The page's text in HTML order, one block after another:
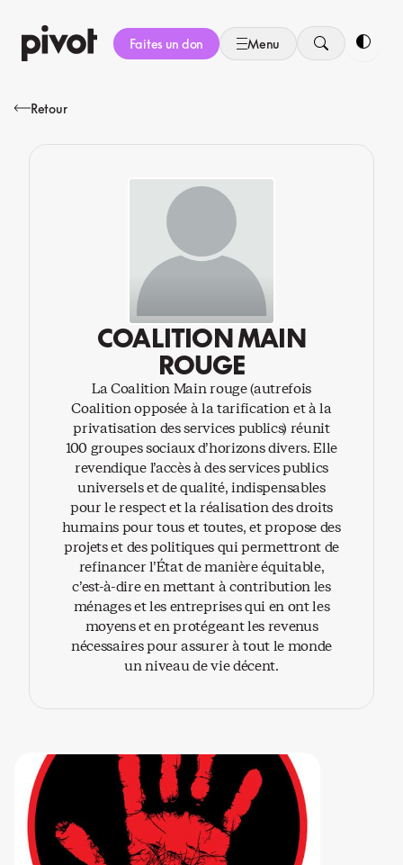
au
contenu
Faites un don Menu
Retour
COALITION MAIN
ROUGE
La Coalition Main rouge (autrefois
Coalition opposée à la tarification et à la
privatisation des services publics) réunit
100 groupes sociaux d’horizons divers. Elle
revendique l’accès à des services publics
universels et de qualité, indispensables
pour le respect et la réalisation des droits
humains pour tous et toutes, et propose des
projets et des politiques qui permettront de
refinancer l’État de manière équitable,
c’est-à-dire en mettant à contribution les
ménages et les entreprises qui en ont les
moyens et en protégeant les revenus
nécessaires pour assurer à tout le monde
un niveau de vie décent.